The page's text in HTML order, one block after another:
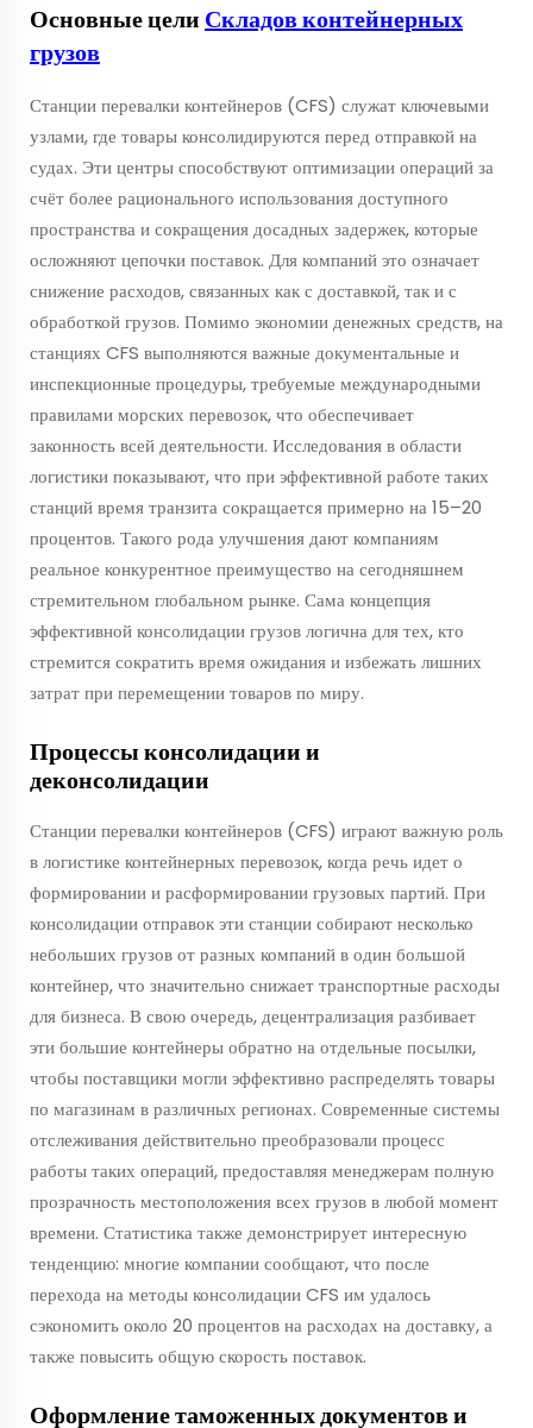
Основные цели Складов контейнерных
грузов
Станции перевалки контейнеров (CFS) служат ключевыми
узлами, где товары консолидируются перед отправкой на
судах. Эти центры способствуют оптимизации операций за
счёт более рационального использования доступного
пространства и сокращения досадных задержек, которые
осложняют цепочки поставок. Для компаний это означает
снижение расходов, связанных как с доставкой, так и с
обработкой грузов. Помимо экономии денежных средств, на
станциях CFS выполняются важные документальные и
инспекционные процедуры, требуемые международными
правилами морских перевозок, что обеспечивает
законность всей деятельности. Исследования в области
логистики показывают, что при эффективной работе таких
станций время транзита сокращается примерно на 15–20
процентов. Такого рода улучшения дают компаниям
реальное конкурентное преимущество на сегодняшнем
стремительном глобальном рынке. Сама концепция
эффективной консолидации грузов логична для тех, кто
стремится сократить время ожидания и избежать лишних
затрат при перемещении товаров по миру.
Процессы консолидации и
деконсолидации
Станции перевалки контейнеров (CFS) играют важную роль
в логистике контейнерных перевозок, когда речь идет о
формировании и расформировании грузовых партий. При
консолидации отправок эти станции собирают несколько
небольших грузов от разных компаний в один большой
контейнер, что значительно снижает транспортные расходы
для бизнеса. В свою очередь, децентрализация разбивает
эти большие контейнеры обратно на отдельные посылки,
чтобы поставщики могли эффективно распределять товары
по магазинам в различных регионах. Современные системы
отслеживания действительно преобразовали процесс
работы таких операций, предоставляя менеджерам полную
прозрачность местоположения всех грузов в любой момент
времени. Статистика также демонстрирует интересную
тенденцию: многие компании сообщают, что после
перехода на методы консолидации CFS им удалось
сэкономить около 20 процентов на расходах на доставку, а
также повысить общую скорость поставок.
Оформление таможенных документов и